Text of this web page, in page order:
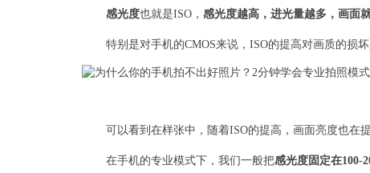
感光度也就是ISO， 感光度越高，进光量越多，画面
特别是对手机的CMOS来说，ISO的提高对画质的损坏
可以看到在样张中，随着ISO的提高，画面亮度也在
在手机的专业模式下，我们一般把感光度固定在100-